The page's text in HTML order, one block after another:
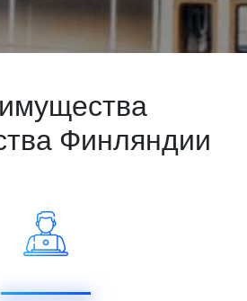
Финляндии